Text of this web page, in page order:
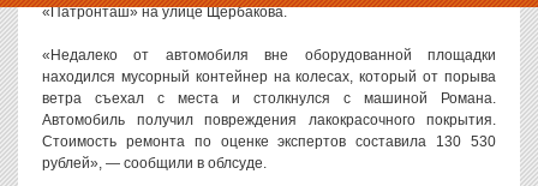
«Патронташ» на улице Щербакова.
«Недалеко от автомобиля вне оборудованной площадки
находился мусорный контейнер на колесах, который от порыва
ветра съехал с места и столкнулся с машиной Романа.
Автомобиль получил повреждения лакокрасочного покрытия.
Стоимость ремонта по оценке экспертов составила 130 530
рублей», — сообщили в облсуде.